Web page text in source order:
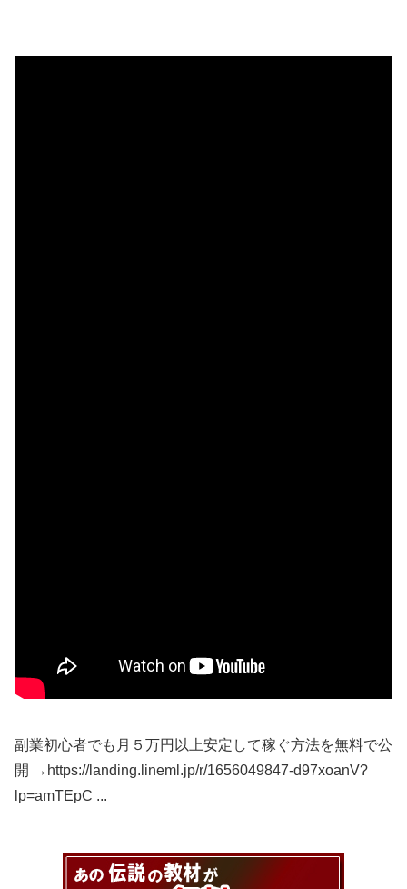
副業初心者でも月５万円以上安定して稼ぐ方法を無料で公
開 →https://landing.lineml.jp/r/1656049847-d97xoanV?
lp=amTEpC ...